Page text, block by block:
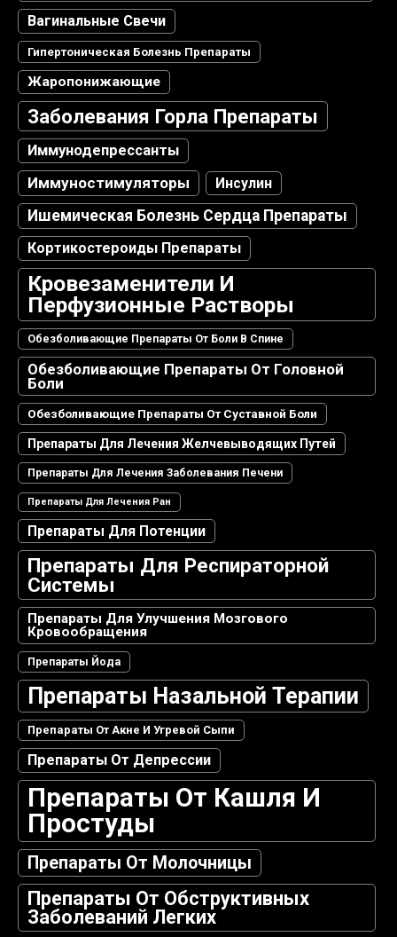
Вагинальные Свечи
Гипертоническая Болезнь Препараты
Жаропонижающие
Заболевания Горла Препараты
Иммунодепрессанты
Иммуностимуляторы Инсулин
Ишемическая Болезнь Сердца Препараты
Кортикостероиды Препараты
Кровезаменители И
Перфузионные Растворы
Обезболивающие Препараты От Боли В Спине
Обезболивающие Препараты От Головной
Боли
Обезболивающие Препараты От Суставной Боли
Препараты Для Лечения Желчевыводящих Путей
Препараты Для Лечения Заболевания Печени
Препараты Для Лечения Ран
Препараты Для Потенции
Препараты Для Респираторной
Системы
Препараты Для Улучшения Мозгового
Кровообращения
Препараты Йода
Препараты Назальной Терапии
Препараты От Акне И Угревой Сыпи
Препараты От Депрессии
Препараты От Кашля И
Простуды
Препараты От Молочницы
Препараты От Обструктивных
Заболеваний Легких